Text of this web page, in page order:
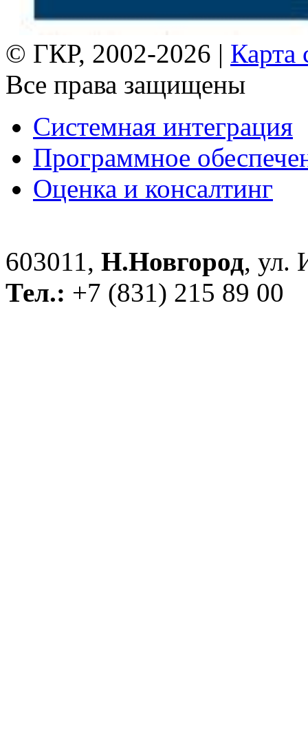
© ГКР, 2002-2026 | Карта
Все права защищены
Системная интеграция
Программное
Оценка и консалтинг
603011, Н.Новгород, ул.
Тел.: +7 (831) 215 89 00